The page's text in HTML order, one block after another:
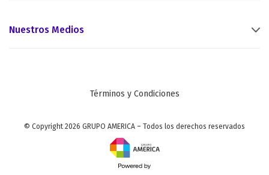
Nuestros Medios
Términos y Condiciones
© Copyright 2026 GRUPO AMERICA – Todos los derechos reservados